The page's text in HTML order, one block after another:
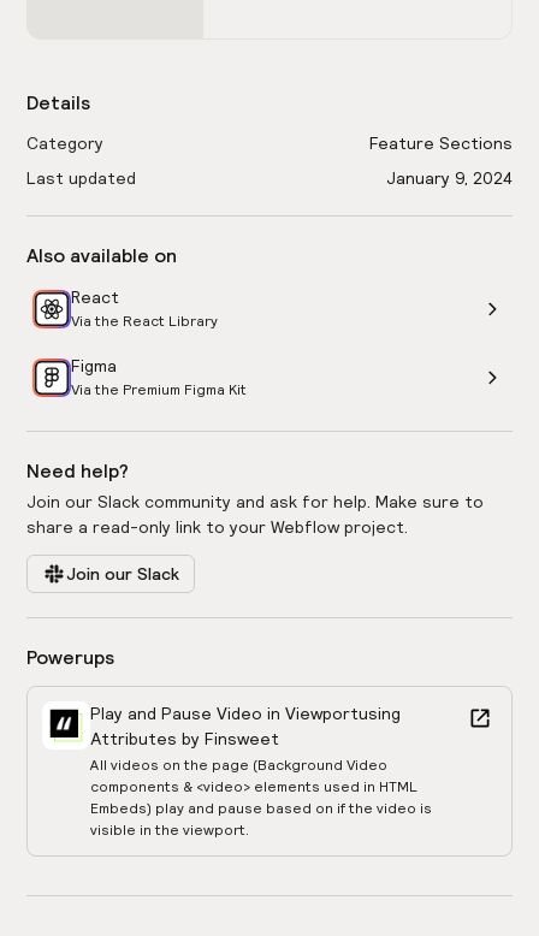
Details
Category
Feature Sections
Last updated
January 9, 2024
Also available on
React
Via the React Library
Figma
Via the Premium Figma Kit
Need help?
Join our Slack community and ask for help. Make sure to
share a read-only link to your Webflow project.
Join our Slack
Powerups
Play and Pause Video in Viewportusing
Attributes by Finsweet
All videos on the page (Background Video
components & <video> elements used in HTML
Embeds) play and pause based on if the video is
visible in the viewport.